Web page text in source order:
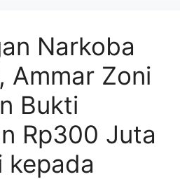
Narkoba
Ammar Zoni
Bukti
Rp300 Juta
kepada